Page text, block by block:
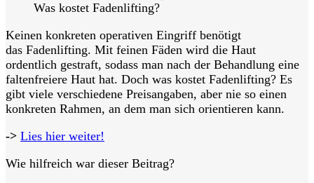
Was kostet Fadenlifting?
Keinen konkreten operativen Eingriff benötigt
das Fadenlifting. Mit feinen Fäden wird die Haut
ordentlich gestraft, sodass man nach der Behandlung eine
faltenfreiere Haut hat. Doch was kostet Fadenlifting? Es
gibt viele verschiedene Preisangaben, aber nie so einen
konkreten Rahmen, an dem man sich orientieren kann.
-> Lies hier weiter!
Wie hilfreich war dieser Beitrag?